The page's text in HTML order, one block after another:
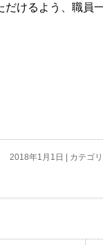
けるよう、職員
2018年1月1日 | カテゴ